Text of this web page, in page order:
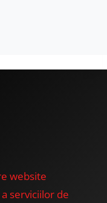
website
serviciilor de